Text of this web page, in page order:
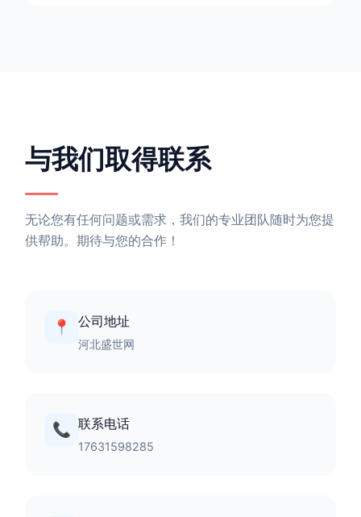
与我们取得联系
无论您有任何问题或需求，我们的专业团队随时为您提
供帮助。期待与您的合作！
📍 公司地址
河北盛世网
📞 联系电话
17631598285